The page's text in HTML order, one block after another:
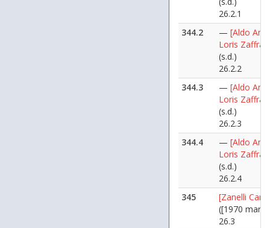
26.2.1
344.2
— [Aldo
Loris Zaffra]
(s.d.)
26.2.2
344.3
— [Aldo
Loris Zaffra]
(s.d.)
26.2.3
344.4
— [Aldo
Loris Zaffra]
(s.d.)
26.2.4
345
[Zanelli
([1970
26.3